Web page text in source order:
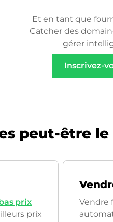
Et en tant que
Catcher des
gérer
Inscrivez-
peut-être
prix
prix
Vendre